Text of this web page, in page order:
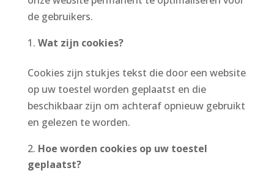
de gebruikers.
Wat zijn cookies?
Cookies zijn stukjes tekst die door een website
op uw toestel worden geplaatst en die
beschikbaar zijn om achteraf opnieuw gebruikt
en gelezen te worden.
Hoe worden cookies op uw toestel
geplaatst?